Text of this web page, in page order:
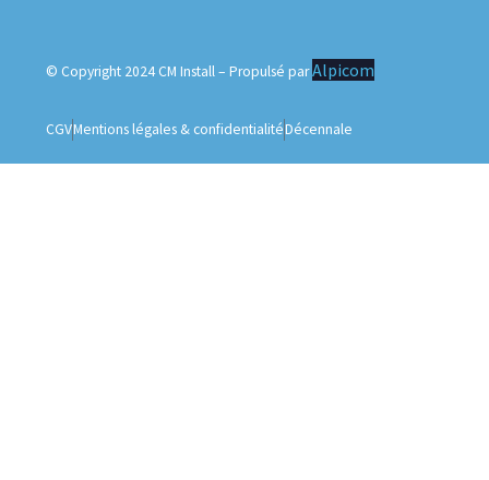
© Copyright 2024 CM Install – Propulsé parAlpicom
CGVMentions légales & confidentialitéDécennale